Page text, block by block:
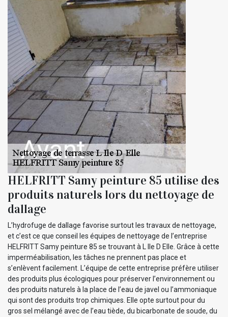
HELFRITT Samy peinture 85 utilise des
produits naturels lors du nettoyage de
dallage
L’hydrofuge de dallage favorise surtout les travaux de nettoyage,
et c’est ce que conseil les équipes de nettoyage de l’entreprise
HELFRITT Samy peinture 85 se trouvant à L Ile D Elle. Grâce à cette
imperméabilisation, les tâches ne prennent pas place et
s’enlèvent facilement. L’équipe de cette entreprise préfère utiliser
des produits plus écologiques pour préserver l’environnement ou
des produits naturels à la place de l’eau de javel ou l’ammoniaque
qui sont des produits trop chimiques. Elle opte surtout pour du
gros sel mélangé avec de l’eau tiède, du bicarbonate de soude, du